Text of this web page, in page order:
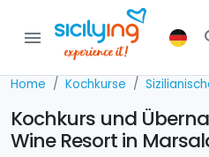
menu
Home Kochkurse
Kochkurs und
Wine Resort in